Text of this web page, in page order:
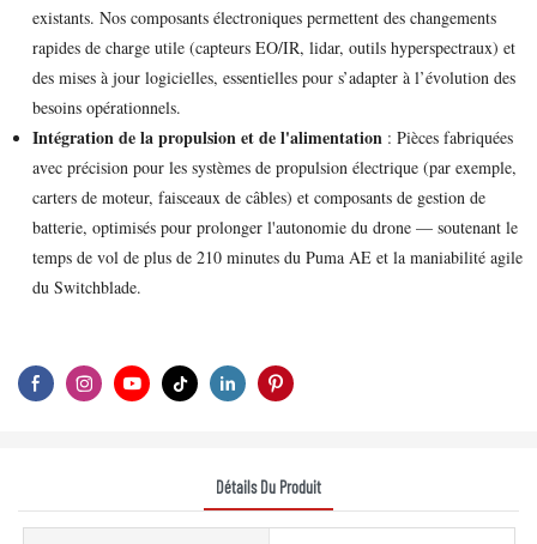
existants. Nos composants électroniques permettent des changements
rapides de charge utile (capteurs EO/IR, lidar, outils hyperspectraux) et
des mises à jour logicielles, essentielles pour s’adapter à l’évolution des
besoins opérationnels.
Intégration de la propulsion et de l'alimentation: Pièces fabriquées
avec précision pour les systèmes de propulsion électrique (par exemple,
carters de moteur, faisceaux de câbles) et composants de gestion de
batterie, optimisés pour prolonger l'autonomie du drone — soutenant le
temps de vol de plus de 210 minutes du Puma AE et la maniabilité agile
du Switchblade.
Détails Du Produit